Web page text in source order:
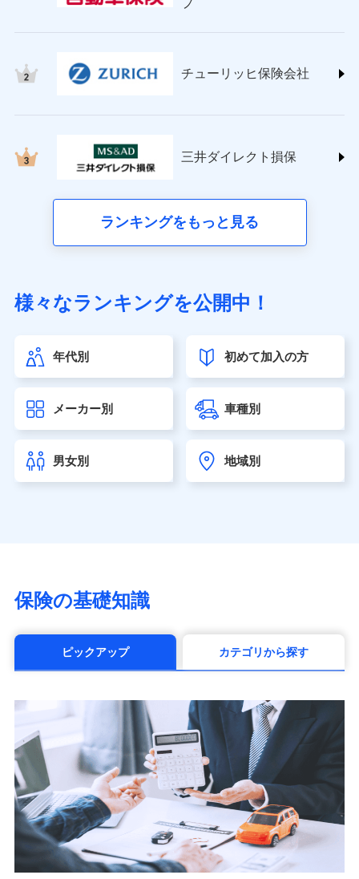
チューリッヒ保険会社 (https://www.zurich.co.jp/)
(https://www.nisshinfire.co.jp/)
(https://www.petfamilyins.co.jp/)
ins.com/)
三井ダイレクト損害保険株式会社
（https://www.sonylife.co.jp）
第一ネオ生命保険株式会社（https://neofirst.co.jp/）
大樹生命保険株式会社（https://www.taiju-life.co.jp）
seimei.co.jp）
チューリッヒ生命保険株式会社
東京海上日動あんしん生命保険株式会社
（https://www.tmn-anshin.co.jp/）
マニュライフ生命保険株式会社
（https://www.manulife.co.jp/）
（https://www.msa-life.co.jp/）
メットライフ生命株式会社(https://www.metlife.co.jp/)
■少額短期保険
株式会社アシロ少額短期保険 (https://kailash.co.jp/)
SBIいきいき少額短期保険会社 (https://www.i-
sedai.com/)
SBIペット少額短期保険株式会社 (https://www.sbipet-
ssi.co.jp/)
SBIリスタ少額短期保険会社
(https://www.jishin.co.jp/)
スマートプラス少額短期保険株式会社
プ
チューリッヒ保険会社
三井ダイレクト損保
ランキングをもっと見る
様々なランキングを公開中！
年代別 初めて加入の方
メーカー別 車種別
男女別 地域別
保険の基礎知識
ピックアップ カテゴリから探す